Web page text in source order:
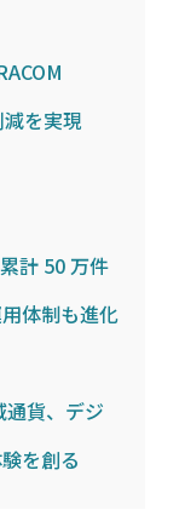
を実現
計 50 万件
体制も進化
貨、デジ
を創る